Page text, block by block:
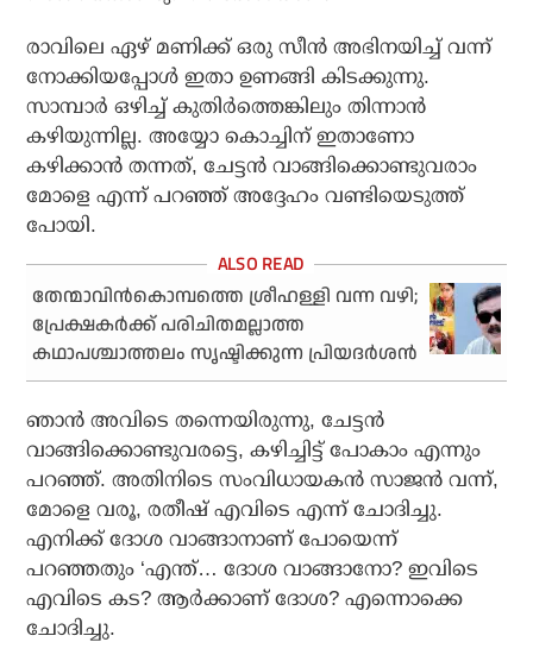
രാവിലെ ഏഴ് മണിക്ക് ഒരു സീൻ അഭിനയിച്ച് വന്ന്
നോക്കിയപ്പോൾ ഇതാ ഉണങ്ങി കിടക്കുന്നു.
സാമ്പാർ ഒഴിച്ച് കുതിർത്തെങ്കിലും തിന്നാൻ
കഴിയുന്നില്ല. അയ്യോ കൊച്ചിന് ഇതാണോ
കഴിക്കാൻ തന്നത്, ചേട്ടൻ വാങ്ങിക്കൊണ്ടുവരാം
മോളെ എന്ന് പറഞ്ഞ് അദ്ദേഹം വണ്ടിയെടുത്ത്
പോയി.
തേന്മാവിന്‍കൊമ്പത്തെ ശ്രീഹള്ളി വന്ന വഴി;
പ്രേക്ഷകര്‍ക്ക് പരിചിതമല്ലാത്ത
കഥാപശ്ചാത്തലം സൃഷ്ടിക്കുന്ന പ്രിയദര്‍ശന്‍
ഞാൻ അവിടെ തന്നെയിരുന്നു, ചേട്ടൻ
വാങ്ങിക്കൊണ്ടുവരട്ടെ, കഴിച്ചിട്ട് പോകാം എന്നും
പറഞ്ഞ്. അതിനിടെ സംവിധായകൻ സാജൻ വന്ന്,
മോളെ വരൂ, രതീഷ് എവിടെ എന്ന് ചോദിച്ചു.
എനിക്ക് ദോശ വാങ്ങാനാണ് പോയെന്ന്
പറഞ്ഞതും ‘എന്ത്… ദോശ വാങ്ങാനോ? ഇവിടെ
എവിടെ കട? ആർക്കാണ് ദോശ? എന്നൊക്കെ
ചോദിച്ചു.